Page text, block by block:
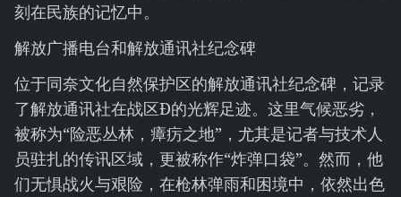
刻在民族的记忆中。
解放广播电台和解放通讯社纪念碑
位于同奈文化自然保护区的解放通讯社纪念碑，记录
了解放通讯社在战区Đ的光辉足迹。这里气候恶劣，
被称为“险恶丛林，瘴疠之地”，尤其是记者与技术人
员驻扎的传讯区域，更被称作“炸弹口袋”。然而，他
们无惧战火与艰险，在枪林弹雨和困境中，依然出色